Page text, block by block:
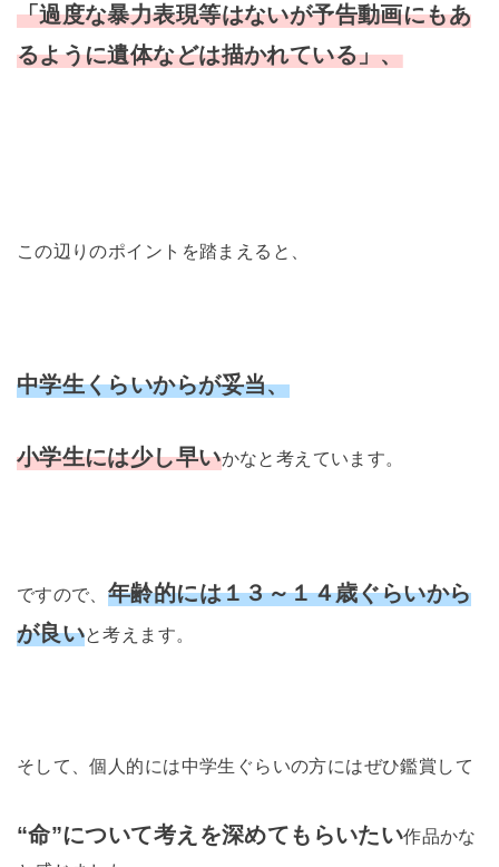
「過度な暴力表現等はないが予告動画にもあ
るように遺体などは描かれている」、
この辺りのポイントを踏まえると、
中学生くらいからが妥当、
小学生には少し早いかなと考えています。
ですので、 年齢的には１３～１４歳ぐらいから
が良いと考えます。
そして、個人的には中学生ぐらいの方にはぜひ鑑賞して
“命”について考えを深めてもらいたい作品かな